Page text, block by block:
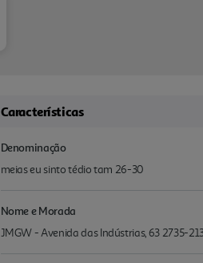
Características
Denominação
meias eu sinto tédio tam 26-30
Nome e Morada
JMGW - Avenida das Indústrias, 63 2735-